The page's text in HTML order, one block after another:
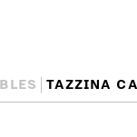
TAZZINA